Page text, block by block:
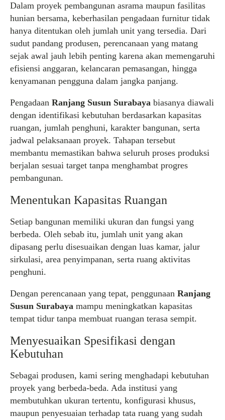
Dalam proyek pembangunan asrama maupun fasilitas
hunian bersama, keberhasilan pengadaan furnitur tidak
hanya ditentukan oleh jumlah unit yang tersedia. Dari
sudut pandang produsen, perencanaan yang matang
sejak awal jauh lebih penting karena akan memengaruhi
efisiensi anggaran, kelancaran pemasangan, hingga
kenyamanan pengguna dalam jangka panjang.
Pengadaan Ranjang Susun Surabaya biasanya diawali
dengan identifikasi kebutuhan berdasarkan kapasitas
ruangan, jumlah penghuni, karakter bangunan, serta
jadwal pelaksanaan proyek. Tahapan tersebut
membantu memastikan bahwa seluruh proses produksi
berjalan sesuai target tanpa menghambat progres
pembangunan.
Menentukan Kapasitas Ruangan
Setiap bangunan memiliki ukuran dan fungsi yang
berbeda. Oleh sebab itu, jumlah unit yang akan
dipasang perlu disesuaikan dengan luas kamar, jalur
sirkulasi, area penyimpanan, serta ruang aktivitas
penghuni.
Dengan perencanaan yang tepat, penggunaan Ranjang
Susun Surabaya mampu meningkatkan kapasitas
tempat tidur tanpa membuat ruangan terasa sempit.
Menyesuaikan Spesifikasi dengan
Kebutuhan
Sebagai produsen, kami sering menghadapi kebutuhan
proyek yang berbeda-beda. Ada institusi yang
membutuhkan ukuran tertentu, konfigurasi khusus,
maupun penyesuaian terhadap tata ruang yang sudah